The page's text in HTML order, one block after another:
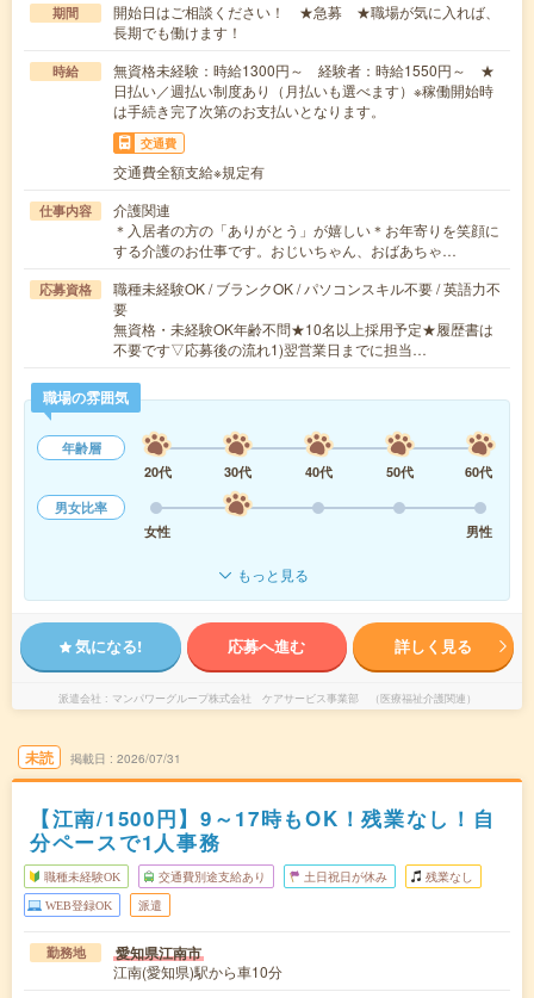
期間
開始日はご相談ください！ ★急募 ★職場が気に入れば、
長期でも働けます！
時給
無資格未経験：時給1300円～ 経験者：時給1550円～ ★
日払い／週払い制度あり（月払いも選べます）※稼働開始時
は手続き完了次第のお支払いとなります。
交通費
交通費全額支給※規定有
仕事内容
介護関連
＊入居者の方の「ありがとう」が嬉しい＊お年寄りを笑顔に
する介護のお仕事です。おじいちゃん、おばあちゃ…
応募資格
職種未経験OK / ブランクOK / パソコンスキル不要 / 英語力不
要
無資格・未経験OK年齢不問★10名以上採用予定★履歴書は
不要です▽応募後の流れ1)翌営業日までに担当…
職場の雰囲気
年齢層
20代
30代 40代 50代
60代
男女比率
女性
男性
もっと見る
気になる! 応募へ進む 詳しく見る
派遣会社 マンパワーグループ株式会社 ケアサービス事業部 （医療福祉介護関連）
未読 掲載日 2026/07/31
【江南/1500円】9～17時もOK！残業なし！自
分ペースで1人事務
職種未経験OK 交通費別途支給あり 土日祝日が休み 残業なし
WEB登録OK 派遣
勤務地 愛知県江南市
江南(愛知県)駅から車10分